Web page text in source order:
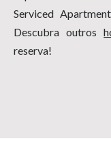
Serviced
Descubra outros
reserva!